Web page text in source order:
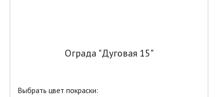
Ограда "Дуговая 15"
Выбрать цвет покраски: